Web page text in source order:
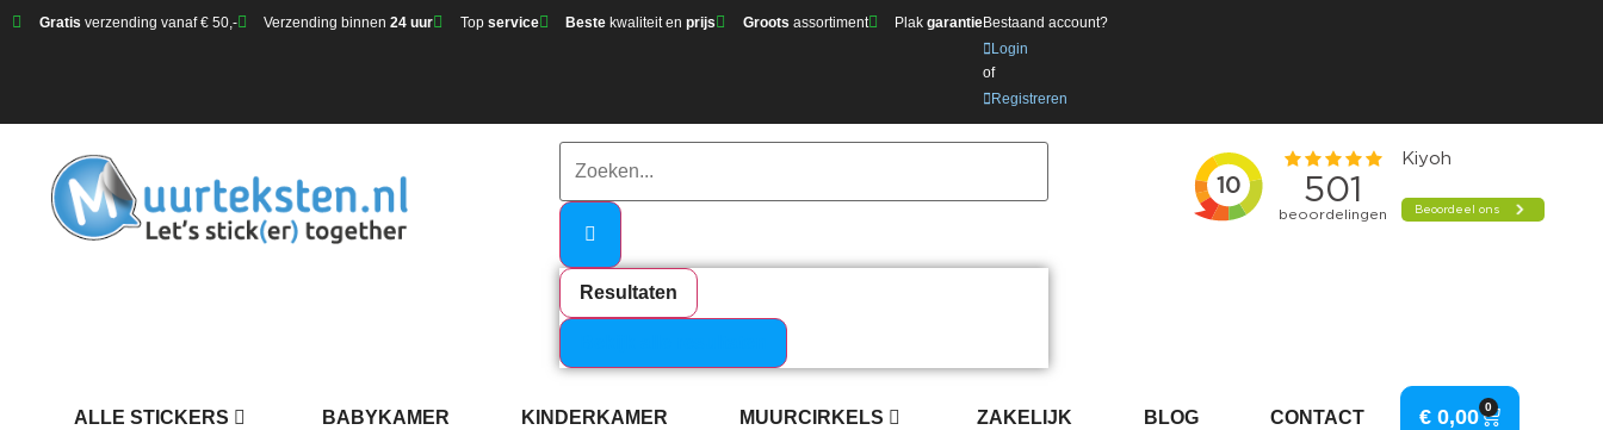
Gratis verzending vanaf € 50,- Verzending binnen 24 uur Top service Beste kwaliteit en prijs Groots assortiment Plak garantieBestaand account?
Login
of
Registreren
Resultaten
ALLE STICKERS BABYKAMER KINDERKAMER MUURCIRKELS ZAKELIJK BLOG CONTACT € 0,00 0